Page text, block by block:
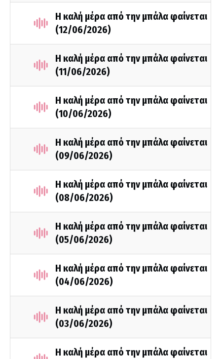
Η καλή μέρα από την μπάλα φαίνεται
(12/06/2026)
Η καλή μέρα από την μπάλα φαίνεται
(11/06/2026)
Η καλή μέρα από την μπάλα φαίνεται
(10/06/2026)
Η καλή μέρα από την μπάλα φαίνεται
(09/06/2026)
Η καλή μέρα από την μπάλα φαίνεται
(08/06/2026)
Η καλή μέρα από την μπάλα φαίνεται
(05/06/2026)
Η καλή μέρα από την μπάλα φαίνεται
(04/06/2026)
Η καλή μέρα από την μπάλα φαίνεται
(03/06/2026)
Η καλή μέρα από την μπάλα φαίνεται